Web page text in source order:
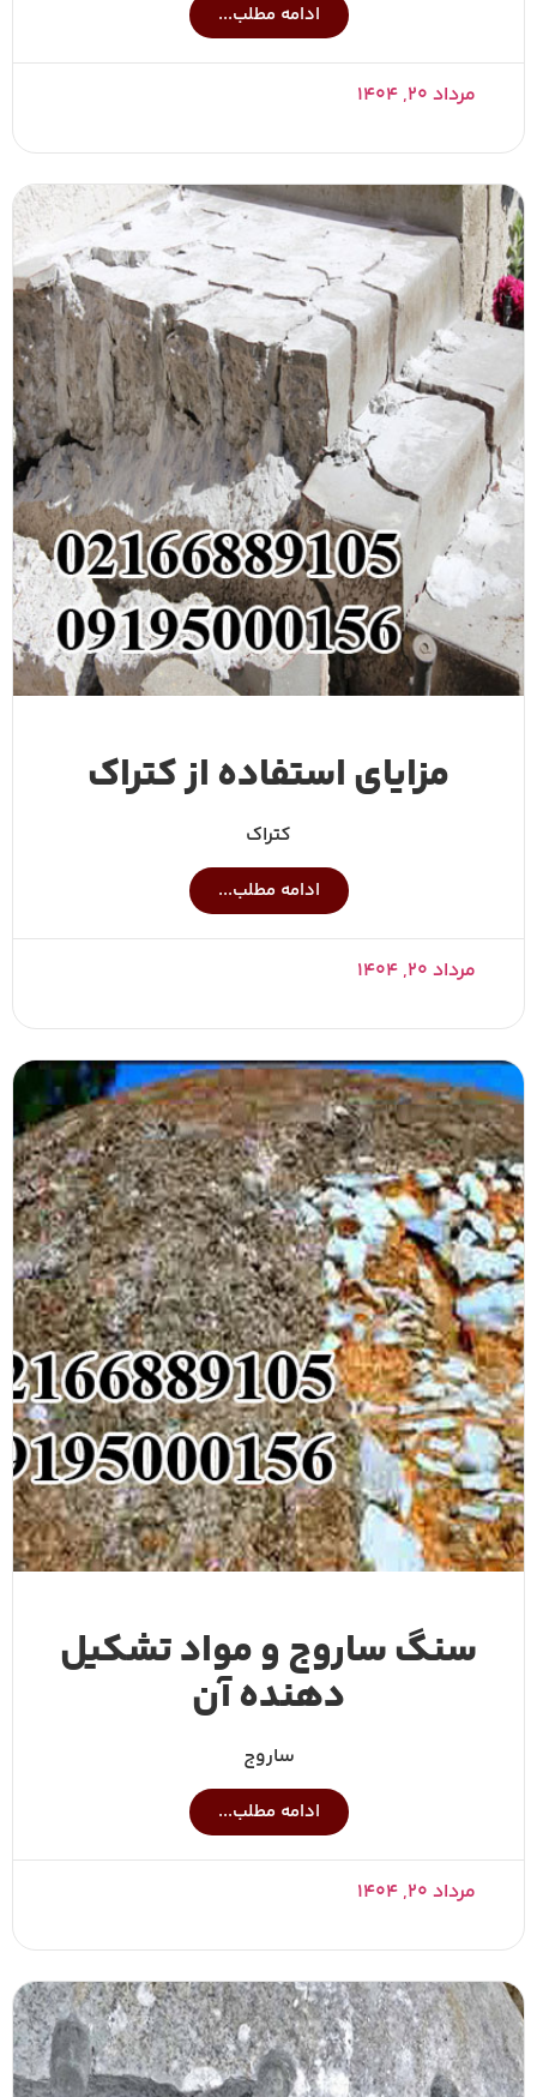
ادامه مطلب...
مرداد ۲۰, ۱۴۰۴
مزایای استفاده از کتراک
کتراک
ادامه مطلب...
مرداد ۲۰, ۱۴۰۴
سنگ ساروج و مواد تشکیل
دهنده آن
ساروج
ادامه مطلب...
مرداد ۲۰, ۱۴۰۴